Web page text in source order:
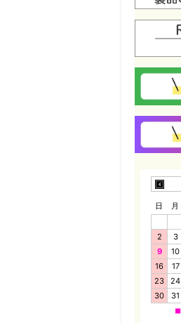
日 月
2
3
9
10
16
17
23
24
30
31
■